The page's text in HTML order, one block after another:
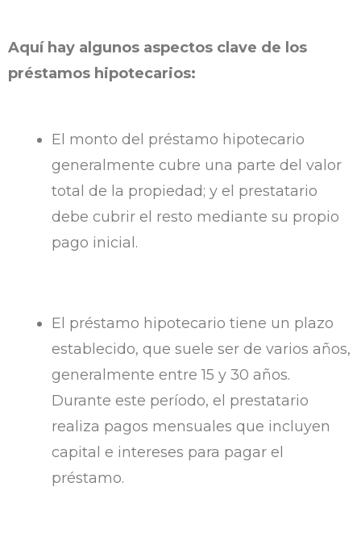
Aquí hay algunos aspectos clave de los
préstamos hipotecarios:
El monto del préstamo hipotecario
generalmente cubre una parte del valor
total de la propiedad; y el prestatario
debe cubrir el resto mediante su propio
pago inicial.
El préstamo hipotecario tiene un plazo
establecido, que suele ser de varios años,
generalmente entre 15 y 30 años.
Durante este período, el prestatario
realiza pagos mensuales que incluyen
capital e intereses para pagar el
préstamo.